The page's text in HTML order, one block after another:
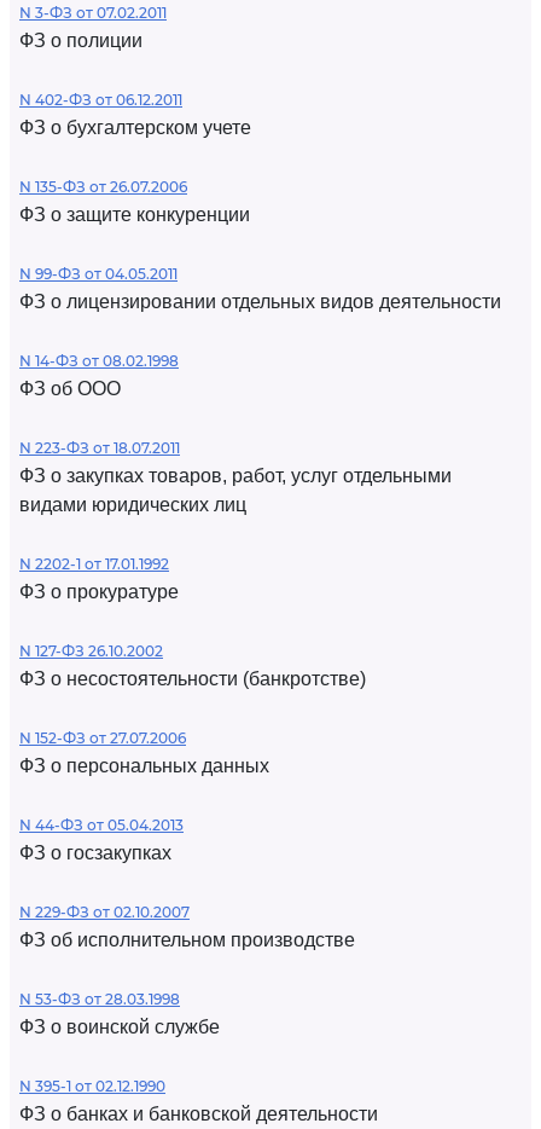
N 3-ФЗ от 07.02.2011
ФЗ о полиции
N 402-ФЗ от 06.12.2011
ФЗ о бухгалтерском учете
N 135-ФЗ от 26.07.2006
ФЗ о защите конкуренции
N 99-ФЗ от 04.05.2011
ФЗ о лицензировании отдельных видов деятельности
N 14-ФЗ от 08.02.1998
ФЗ об ООО
N 223-ФЗ от 18.07.2011
ФЗ о закупках товаров, работ, услуг отдельными
видами юридических лиц
N 2202-1 от 17.01.1992
ФЗ о прокуратуре
N 127-ФЗ 26.10.2002
ФЗ о несостоятельности (банкротстве)
N 152-ФЗ от 27.07.2006
ФЗ о персональных данных
N 44-ФЗ от 05.04.2013
ФЗ о госзакупках
N 229-ФЗ от 02.10.2007
ФЗ об исполнительном производстве
N 53-ФЗ от 28.03.1998
ФЗ о воинской службе
N 395-1 от 02.12.1990
ФЗ о банках и банковской деятельности